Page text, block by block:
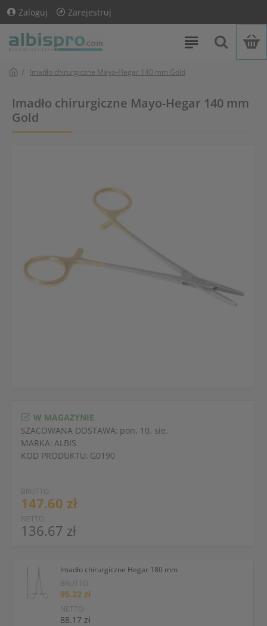
Zaloguj Zarejestruj
Imadło chirurgiczne Mayo-Hegar 140 mm Gold
Imadło chirurgiczne Mayo-Hegar 140 mm
Gold
BRUTTO
147.60 zł
NETTO
136.67 zł
W MAGAZYNIE
SZACOWANA DOSTAWA: pon. 10. sie.
MARKA: ALBIS
KOD PRODUKTU: G0190
Imadło chirurgiczne Hegar 180 mm
BRUTTO
95.22 zł
NETTO
88.17 zł